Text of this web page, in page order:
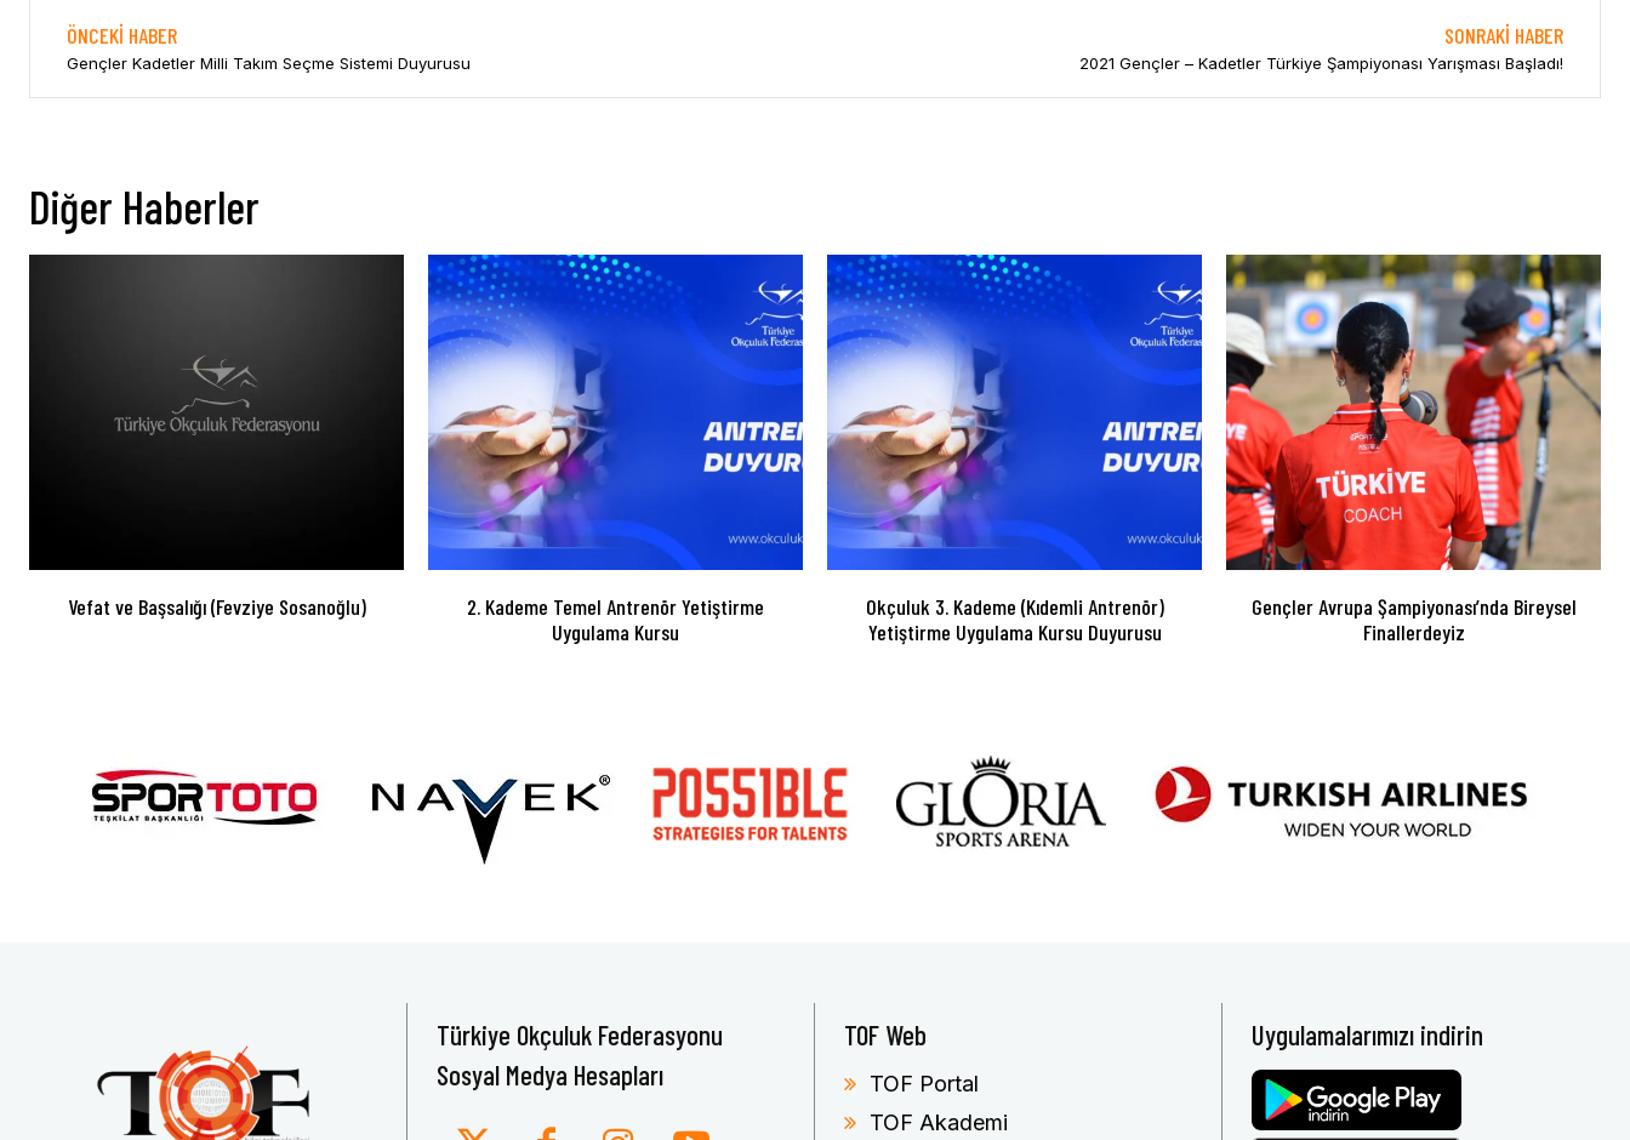
ÖNCEKI HABER
Gençler Kadetler Milli Takım Seçme Sistemi Duyurusu
SONRAKI HABER
2021 Gençler – Kadetler Türkiye Şampiyonası Yarışması Başladı!
Diğer Haberler
Vefat ve Başsalığı (Fevziye Sosanoğlu)
2. Kademe Temel Antrenör Yetiştirme
Uygulama Kursu
Okçuluk 3. Kademe (Kıdemli Antrenör)
Yetiştirme Uygulama Kursu Duyurusu
Gençler Avrupa Şampiyonası’nda Bireysel
Finallerdeyiz
Türkiye Okçuluk Federasyonu
Sosyal Medya Hesapları
TOF Web
TOF Portal
TOF Akademi
Uygulamalarımızı indirin